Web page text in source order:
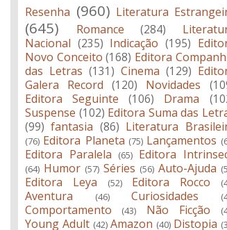
Resenha (960) Literatura
(645) Romance (284)
Nacional (235) Indicação (195)
Novo Conceito (168) Editora
das Letras (131) Cinema (129)
Galera Record
(120) Novidades
Editora Seguinte
(106) Drama
Suspense (102) Editora Suma das
(99) fantasia (86) Literatura
(76) Editora Planeta (75) Lançamentos
Editora Paralela (65) Editora
(64) Humor (57) Séries (56) Auto-Ajuda
Editora Leya (52) Editora Rocco
Aventura (46) Curiosidades
Comportamento (43) Não Ficção
Young Adult (42) Amazon (40) Distopia